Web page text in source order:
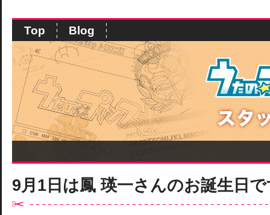
Top Blog
9月1日は鳳 瑛一さんのお誕生日